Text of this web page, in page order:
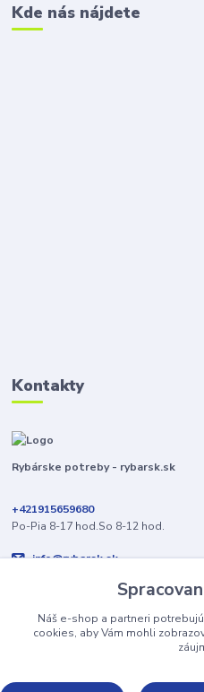
Kde nás nájdete
Kontakty
Rybárske potreby - rybarsk.sk
+421915659680
Po-Pia 8-17 hod.So 8-12 hod.
info@rybarsk.sk
Upravit
Náš e-shop a partneri potrebujú
cookies, aby Vám mohli